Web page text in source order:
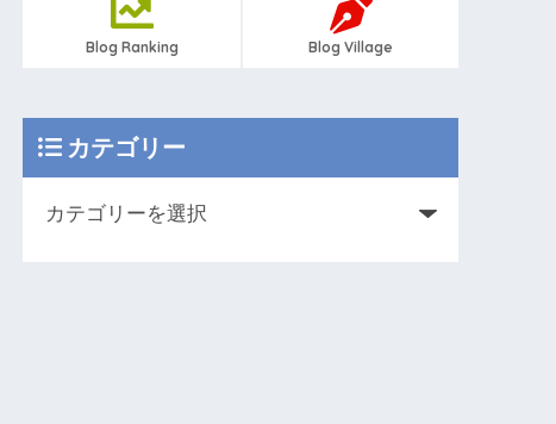
Blog Ranking Blog Village
カテゴリー